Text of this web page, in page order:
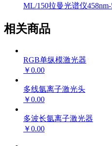
ML/150拉曼光谱仪
相关商品
RGB单纵模激光器
￥0.00
多线氩离子激光头
￥0.00
多波长氩离子激光器
￥0.00